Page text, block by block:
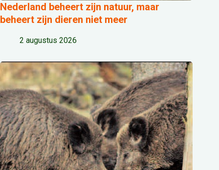
Nederland beheert zijn natuur, maar
beheert zijn dieren niet meer
2 augustus 2026